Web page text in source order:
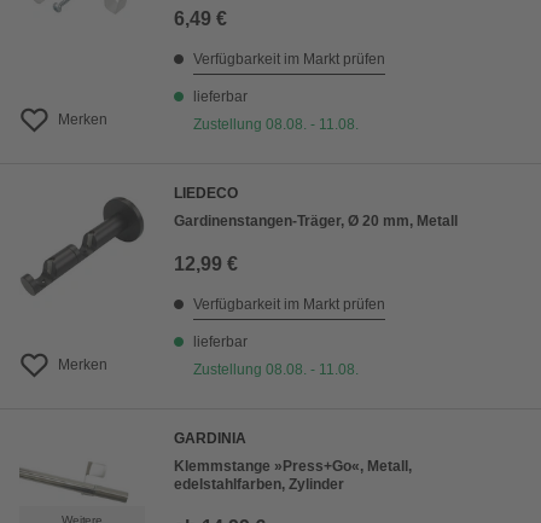
Merken
6,49 €
Verfügbarkeit im Markt prüfen
lieferbar
Zustellung 08.08. - 11.08.
Merken
LIEDECO
Gardinenstangen-Träger, Ø 20 mm, Metall
12,99 €
Verfügbarkeit im Markt prüfen
lieferbar
Zustellung 08.08. - 11.08.
Weitere
GARDINIA
Klemmstange »Press+Go«, Metall,
edelstahlfarben, Zylinder